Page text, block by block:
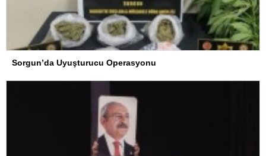
Sorgun’da Uyuşturucu Operasyonu